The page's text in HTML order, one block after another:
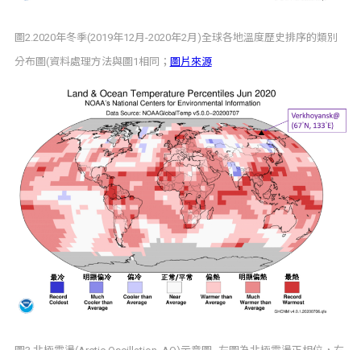
圖2.2020年冬季(2019年12月-2020年2月)全球各地溫度歷史排序的類別
分布圖(資料處理方法與圖1相同； 圖片來源